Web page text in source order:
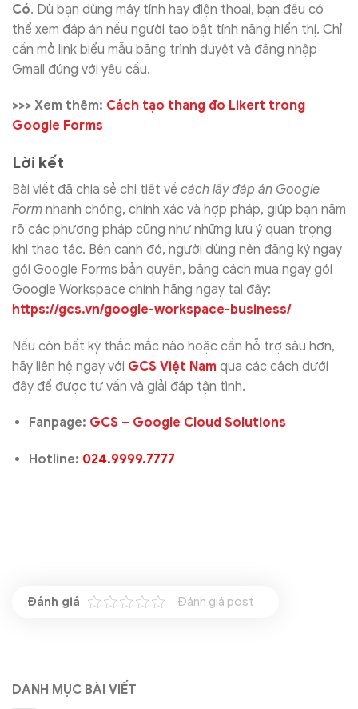
Có. Dù bạn dùng máy tính hay điện thoại, bạn đều có
thể xem đáp án nếu người tạo bật tính năng hiển thị. Chỉ
cần mở link biểu mẫu bằng trình duyệt và đăng nhập
Gmail đúng với yêu cầu.
>>> Xem thêm: Cách tạo thang đo Likert trong
Google Forms
Lời kết
Bài viết đã chia sẻ chi tiết về cách lấy đáp án Google
Form nhanh chóng, chính xác và hợp pháp, giúp bạn nắm
rõ các phương pháp cũng như những lưu ý quan trọng
khi thao tác. Bên cạnh đó, người dùng nên đăng ký ngay
gói Google Forms bản quyền, bằng cách mua ngay gói
Google Workspace chính hãng ngay tại đây:
https://gcs.vn/google-workspace-business/
Nếu còn bất kỳ thắc mắc nào hoặc cần hỗ trợ sâu hơn,
hãy liên hệ ngay với GCS Việt Nam qua các cách dưới
đây để được tư vấn và giải đáp tận tình.
Fanpage: GCS – Google Cloud Solutions
Hotline: 024.9999.7777
Đánh giá post
DANH MỤC BÀI VIẾT